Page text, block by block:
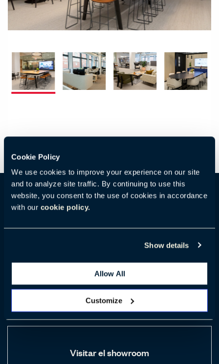
Cookie Policy
We use cookies to improve your experience on our site
and to analyze site traffic. By continuing to use this
website, you consent to the use of cookies in accordance
with our cookie policy.
Show details
Allow All
Customize
101 Arch Street, Boston, MA 02110, United States
(Estados Unidos)
+ 1 617 439 7777
Visitar el showroom